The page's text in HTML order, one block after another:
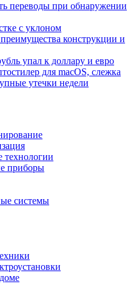
переводы при обнаружении
с уклоном
конструкции и
упал к доллару и евро
для macOS, слежка
утечки недели
технологии
приборы
системы